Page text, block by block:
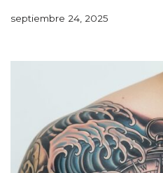
septiembre 24, 2025